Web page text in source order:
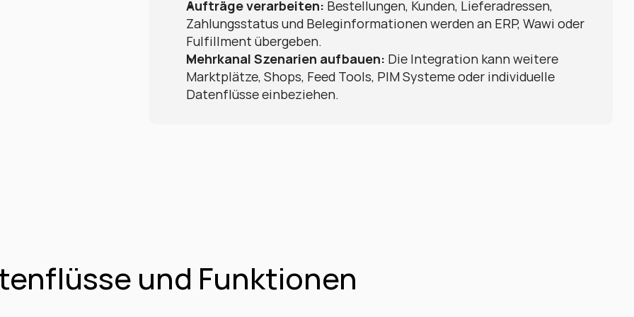
Aufträge verarbeiten: Bestellungen, Kunden, Lieferadressen,
Zahlungsstatus und Beleginformationen werden an ERP, Wawi oder
Fulfillment übergeben.
Mehrkanal Szenarien aufbauen: Die Integration kann weitere
Marktplätze, Shops, Feed Tools, PIM Systeme oder individuelle
Datenflüsse einbeziehen.
und Funktionen